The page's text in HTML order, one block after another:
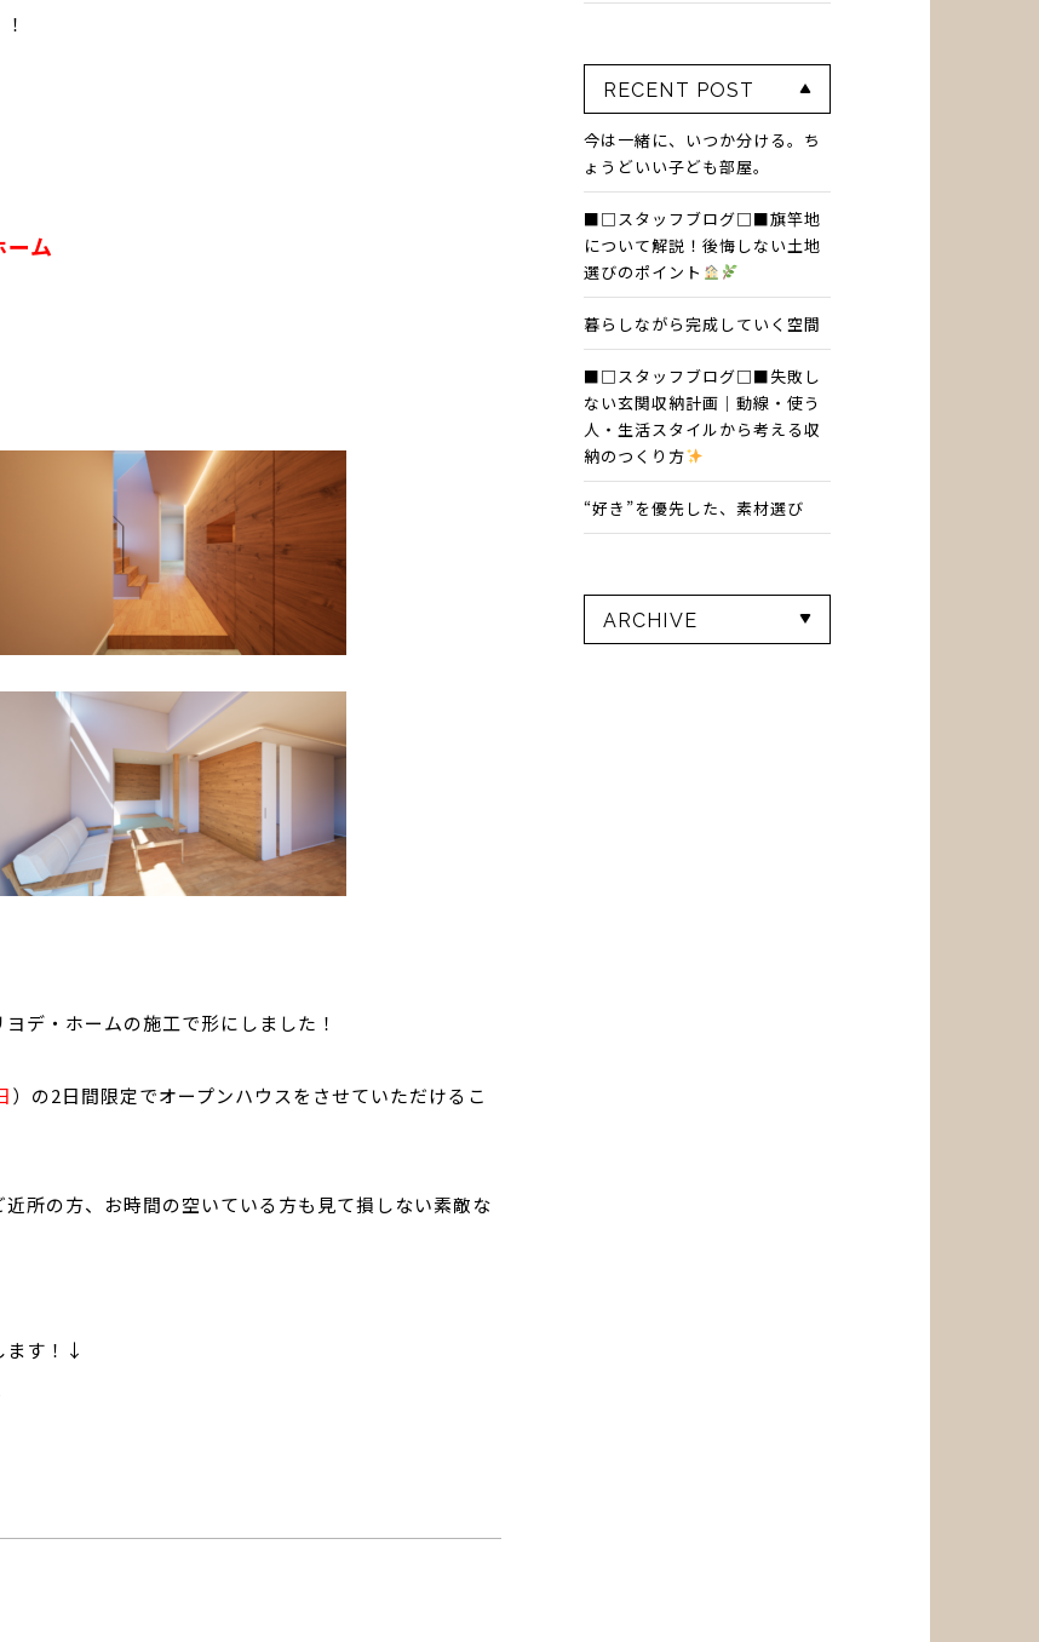
ム
デ・ホームの施工で形にしました！
）の2日間限定でオープンハウスをさせていただけるこ
所の方、お時間の空いている方も見て損しない素敵な
ます！↓
RECENT POST
今は一緒に、いつか分ける。ち
ょうどいい子ども部屋。
■□スタッフブログ□■旗竿地
について解説！後悔しない土地
選びのポイント
暮らしながら完成していく空間
■□スタッフブログ□■失敗し
ない玄関収納計画｜動線・使う
人・生活スタイルから考える収
納のつくり方
“好き”を優先した、素材選び
ARCHIVE